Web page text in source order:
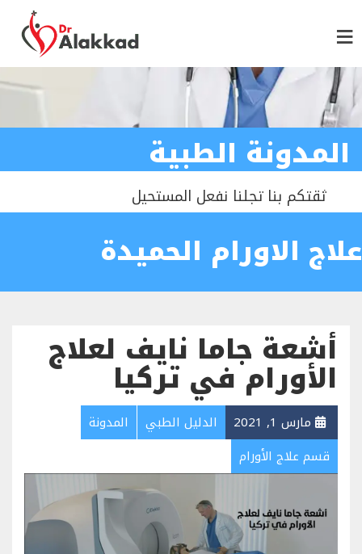
المدونة الطبية
ثقتكم بنا تجلنا نفعل المستحيل
علاج الاورام الحميدة
أشعة جاما نايف لعلاج
الأورام في تركيا
مارس 1, 2021 الدليل الطبي
المدونة
قسم علاج الأورام